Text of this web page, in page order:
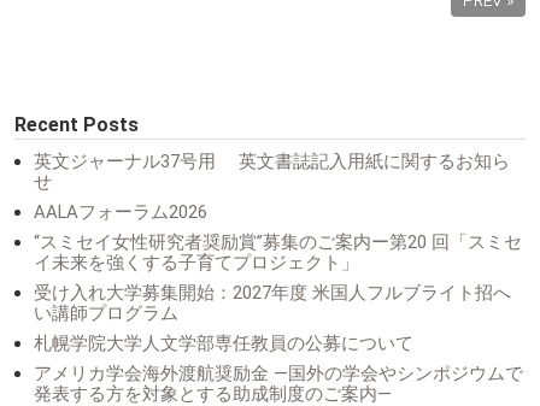
Recent Posts
英文ジャーナル37号用 英文書誌記入用紙に関するお知ら
せ
AALAフォーラム2026
“スミセイ女性研究者奨励賞”募集のご案内ー第20 回「スミセ
イ未来を強くする子育てプロジェクト」
受け入れ大学募集開始：2027年度 米国人フルブライト招へ
い講師プログラム
札幌学院大学人文学部専任教員の公募について
アメリカ学会海外渡航奨励金 ―国外の学会やシンポジウムで
発表する方を対象とする助成制度のご案内―